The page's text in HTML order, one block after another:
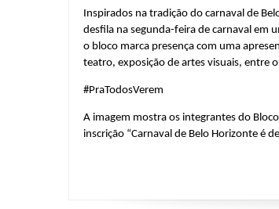
Inspirados na tradição do carnaval de
desfila na segunda-feira de carnaval em
o bloco marca presença com uma
teatro, exposição de artes visuais, entre
#PraTodosVerem
A imagem mostra os integrantes do
inscrição “Carnaval de Belo Horizonte é